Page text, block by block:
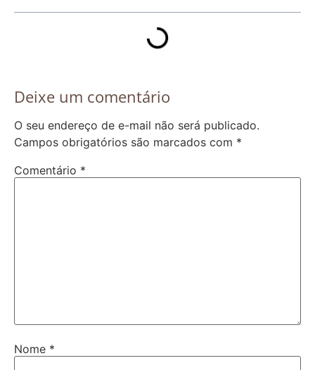
Deixe um comentário
O seu endereço de e-mail não será publicado.
Campos obrigatórios são marcados com *
Comentário *
Nome *